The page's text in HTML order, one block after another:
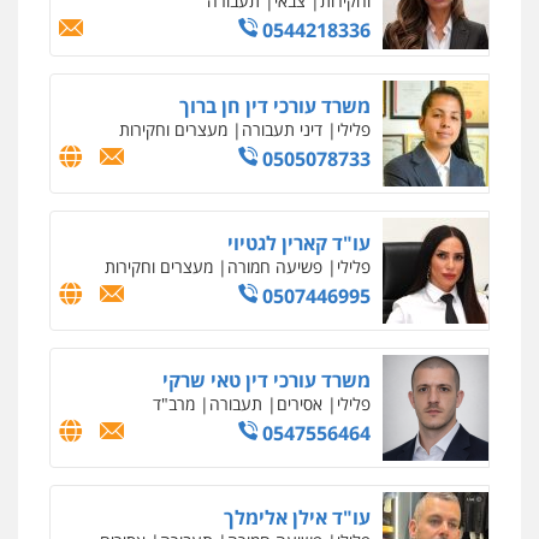
גיל דביר – משרד עורכי דין
פלילי פשיעה כלכלית צווארון לבן
0506217771
סלימאן אבו שעירה – משרד עורכי דין
פלילי בטחוני צבאי נזיקין
0547780927
פלילי פשע חמור תעבורה צבא מעצרים
0542255161
פלילי פשיעה חמורה סמים מעצרים
0544723840